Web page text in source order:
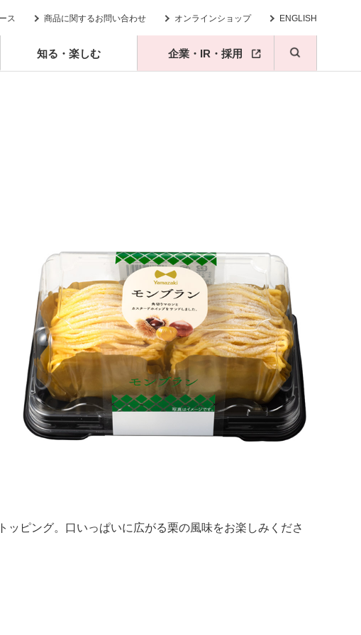
ス 商品に関するお問い合わせ オンラインショップ ENGLISH
知る・楽しむ 企業・IR・採用
ピング。口いっぱいに広がる栗の風味をお楽しみくださ